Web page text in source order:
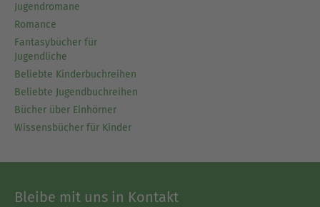
Jugendromane
Romance
Fantasybücher für
Jugendliche
Beliebte Kinderbuchreihen
Beliebte Jugendbuchreihen
Bücher über Einhörner
Wissensbücher für Kinder
Bleibe mit uns in Kontakt